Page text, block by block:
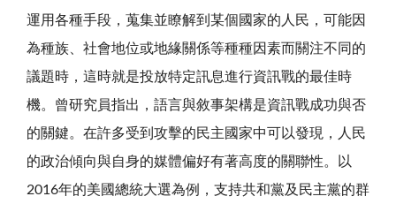
運用各種手段，蒐集並瞭解到某個國家的人民，可能因
為種族、社會地位或地緣關係等種種因素而關注不同的
議題時，這時就是投放特定訊息進行資訊戰的最佳時
機。曾研究員指出，語言與敘事架構是資訊戰成功與否
的關鍵。在許多受到攻擊的民主國家中可以發現，人民
的政治傾向與自身的媒體偏好有著高度的關聯性。以
2016年的美國總統大選為例，支持共和黨及民主黨的群